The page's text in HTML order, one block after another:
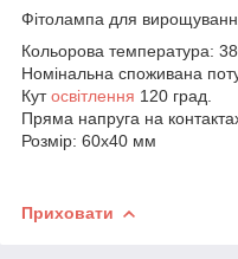
Фітолампа для
Кольорова температура:
Номінальна споживана
Кутосвітлення 120 град.
Пряма напруга на
Розмір: 60х40 мм
Приховати